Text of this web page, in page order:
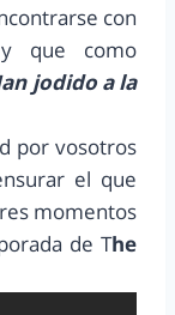
con
que como
jodido a la
por vosotros
el que
momentos
de The